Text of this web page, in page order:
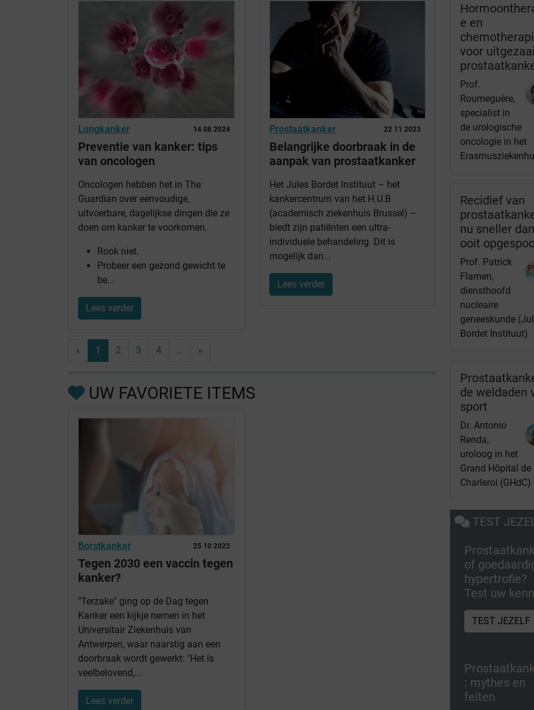
14 08 2024
Longkanker
Preventie van kanker: tips
van oncologen
Oncologen hebben het in The
Guardian over eenvoudige,
uitvoerbare, dagelijkse dingen die ze
doen om kanker te voorkomen.
Rook niet.
Probeer een gezond gewicht te
be...
Lees verder
22 11 2023
Prostaatkanker
Belangrijke doorbraak in de
aanpak van prostaatkanker
Het Jules Bordet Instituut – het
kankercentrum van het H.U.B
(academisch ziekenhuis Brussel) –
biedt zijn patiënten een ultra-
individuele behandeling. Dit is
mogelijk dan...
Lees verder
« 1 2 3 4 … »
UW FAVORIETE ITEMS
25 10 2022
Borstkanker
Tegen 2030 een vaccin tegen
kanker?
"Terzake" ging op de Dag tegen
Kanker een kijkje nemen in het
Universitair Ziekenhuis van
Antwerpen, waar naarstig aan een
doorbraak wordt gewerkt: "Het is
veelbelovend,...
Lees verder
e en
voor
Prof.
Roumeguère,
specialist in
de urologische
oncologie in het
Recidief van
nu sneller dan
ooit
Prof. Patrick
Flamen,
diensthoofd
nucleaire
geneeskunde
Bordet Instituut)
de weldaden
sport
Dr. Antonio
Renda,
uroloog in het
Grand Hôpital de
Charleroi (GHdC)
TEST
of
hypertrofie?
Test uw
TEST JEZELF
: mythes en
feiten